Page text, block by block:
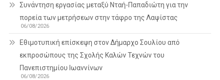
Συνάντηση εργασίας μεταξύ Νταή-Παπαδιώτη για την
πορεία των μετρήσεων στην τάφρο της Λαψίστας
06/08/2026
Εθιμοτυπική επίσκεψη στον Δήμαρχο Σουλίου από
εκπροσώπους της Σχολής Καλών Τεχνών του
Πανεπιστημίου Ιωαννίνων
06/08/2026